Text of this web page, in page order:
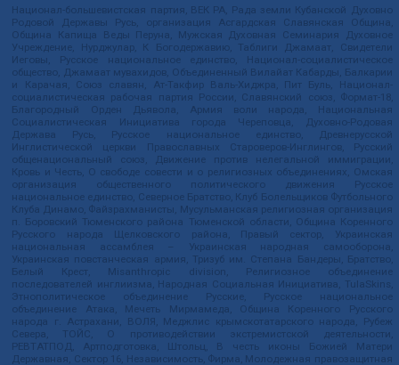
Национал-большевистская партия, ВЕК РА, Рада земли Кубанской Духовно
Родовой Державы Русь, организация Асгардская Славянская Община,
Община Капища Веды Перуна, Мужская Духовная Семинария Духовное
Учреждение, Нурджулар, К Богодержавию, Таблиги Джамаат, Свидетели
Иеговы, Русское национальное единство, Национал-социалистическое
общество, Джамаат мувахидов, Объединенный Вилайат Кабарды, Балкарии
и Карачая, Союз славян, Ат-Такфир Валь-Хиджра, Пит Буль, Национал-
социалистическая рабочая партия России, Славянский союз, Формат-18,
Благородный Орден Дьявола, Армия воли народа, Национальная
Социалистическая Инициатива города Череповца, Духовно-Родовая
Держава Русь, Русское национальное единство, Древнерусской
Инглистической церкви Православных Староверов-Инглингов, Русский
общенациональный союз, Движение против нелегальной иммиграции,
Кровь и Честь, О свободе совести и о религиозных объединениях, Омская
организация общественного политического движения Русское
национальное единство, Северное Братство, Клуб Болельщиков Футбольного
Клуба Динамо, Файзрахманисты, Мусульманская религиозная организация
п. Боровский Тюменского района Тюменской области, Община Коренного
Русского народа Щелковского района, Правый сектор, Украинская
национальная ассамблея – Украинская народная самооборона,
Украинская повстанческая армия, Тризуб им. Степана Бандеры, Братство,
Белый Крест, Misanthropic division, Религиозное объединение
последователей инглиизма, Народная Социальная Инициатива, TulaSkins,
Этнополитическое объединение Русские, Русское национальное
объединение Атака, Мечеть Мирмамеда, Община Коренного Русского
народа г. Астрахани, ВОЛЯ, Меджлис крымскотатарского народа, Рубеж
Севера, ТОЙС, О противодействии экстремистской деятельности,
РЕВТАТПОД, Артподготовка, Штольц, В честь иконы Божией Матери
Державная, Сектор 16, Независимость, Фирма, Молодежная правозащитная